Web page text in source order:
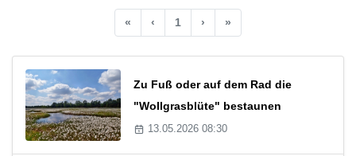
« ‹ 1 › »
Zu Fuß oder auf dem Rad die
"Wollgrasblüte" bestaunen
13.05.2026 08:30